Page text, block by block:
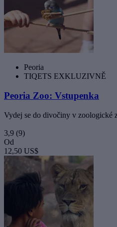
Peoria
TIQETS EXKLUZIVNĚ
Peoria Zoo: Vstupenka
Vydej se do divočiny v zoologické
3,9 (9)
Od
12,50 US$